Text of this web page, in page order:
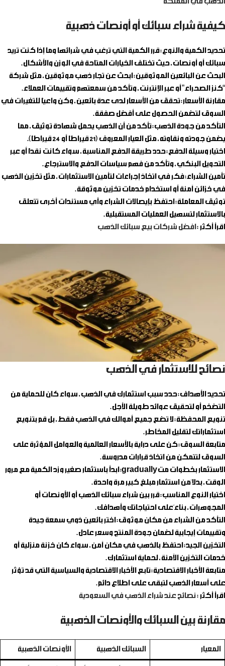
الذهب في المملكة
كيفية شراء سبائك أو أونصات ذهبية
تحديد الكمية والنوع: قرر الكمية التي ترغب في شرائها وما إذا كنت تريد
سبائك أو أونصات، حيث تختلف الخيارات المتاحة في الوزن والأشكال.
البحث عن البائعين الموثوقين: ابحث عن تجار ذهب موثوقين، مثل شركة
“كنز الصحراء” أو عبر الإنترنت، وتأكد من سمعتهم وتقييمات العملاء.
مقارنة الأسعار: تحقق من الأسعار لدى عدة بائعين، وكن واعيًا للتغيرات في
السوق لتضمن الحصول على أفضل صفقة.
التأكد من جودة الذهب: تأكد من أن الذهب يحمل شهادة توثيق، مما
يضمن جودته ونقاوته، مثل العيار المعروف (21 قيراطًا أو 24 قيراطًا).
اختيار وسيلة الدفع: حدد طريقة الدفع المناسبة، سواء كانت نقدًا أو عبر
التحويل البنكي، وتأكد من فهم سياسات الدفع والاسترجاع.
تأمين الشراء: فكر في اتخاذ إجراءات لتأمين الاستثمارات، مثل تخزين الذهب
في خزائن آمنة أو استخدام خدمات تخزين موثوقة.
توثيق المعاملة: احتفظ بإيصالات الشراء وأي مستندات أخرى تتعلق
بالاستثمار لتسهيل العمليات المستقبلية.
اقرأ أكثر : افضل شركات بيع سبائك الذهب
نصائح للاستثمار في الذهب
تحديد الأهداف: حدد سبب استثمارك في الذهب، سواء كان للحماية من
التضخم أو لتحقيق عوائد طويلة الأجل.
تنويع المحفظة: لا تضع جميع أموالك في الذهب فقط، بل قم بتنويع
استثماراتك لتقليل المخاطر.
متابعة السوق: كن على دراية بالأسعار العالمية والعوامل المؤثرة على
السوق لتتمكن من اتخاذ قرارات مدروسة.
الاستثمار بخطوات متgradually
: ابدأ باستثمار صغير وزد الكمية مع مرور
الوقت، بدلاً من استثمار مبلغ كبير مرة واحدة.
اختيار النوع المناسب: قرر بين شراء سبائك الذهب أو الأونصات أو
المجوهرات، بناءً على احتياجاتك وأهدافك.
التأكد من الشراء من مكان موثوق: اختر بائعين ذوي سمعة جيدة
وتقييمات إيجابية لضمان جودة المنتج وسعر عادل.
التخزين الجيد: احتفظ بالذهب في مكان آمن، سواء كان خزنة منزلية أو
خدمات التخزين الآمنة، لحماية استثمارك.
متابعة الأخبار الاقتصادية: تابع الأخبار الاقتصادية والسياسية التي قد تؤثر
على أسعار الذهب لتبقى على اطلاع دائم.
اقرأ أكثر :نصائح عند شراء الذهب في السعودية
مقارنة بين السبائك والأونصات الذهبية
المعيار السبائك الذهبية الأونصات الذهبية